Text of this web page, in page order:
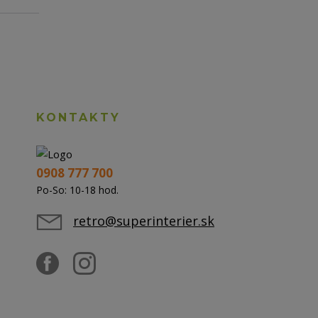
KONTAKTY
0908 777 700
Po-So: 10-18 hod.
retro@superinterier.sk